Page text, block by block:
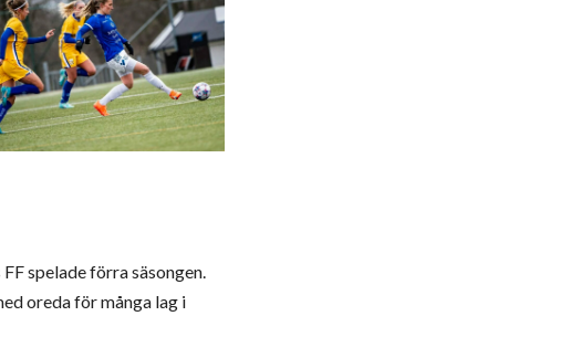
spelade förra säsongen.
oreda för många lag i